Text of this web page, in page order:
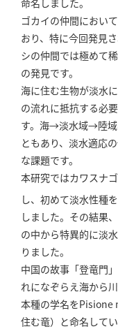
命名しました。
ゴカイの仲間におい
おり、特に今回発見
シの仲間では極めて
の発見です。
海に住む生物が淡水
の流れに抵抗する必
す。海→淡水域→陸域
ともあり、淡水適応
な課題です。
本研究ではカワスナ
し、初めて淡水性種
しました。その結果
の中から特異的に淡
りました。
中国の故事「登竜門
れになぞらえ海から
本種の学名をPisione
住む竜）と命名してい